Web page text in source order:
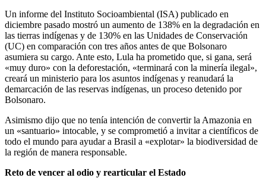
Un informe del Instituto Socioambiental (ISA) publicado en
diciembre pasado mostró un aumento de 138% en la degradación en
las tierras indígenas y de 130% en las Unidades de Conservación
(UC) en comparación con tres años antes de que Bolsonaro
asumiera su cargo. Ante esto, Lula ha prometido que, si gana, será
«muy duro» con la deforestación, «terminará con la minería ilegal»,
creará un ministerio para los asuntos indígenas y reanudará la
demarcación de las reservas indígenas, un proceso detenido por
Bolsonaro.
Asimismo dijo que no tenía intención de convertir la Amazonia en
un «santuario» intocable, y se comprometió a invitar a científicos de
todo el mundo para ayudar a Brasil a «explotar» la biodiversidad de
la región de manera responsable.
Reto de vencer al odio y rearticular el Estado